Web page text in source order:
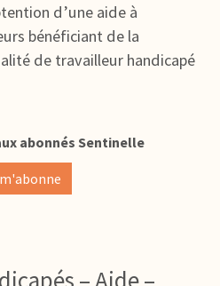
d’une aide à
bénéficiant de la
de travailleur handicapé
abonnés Sentinelle